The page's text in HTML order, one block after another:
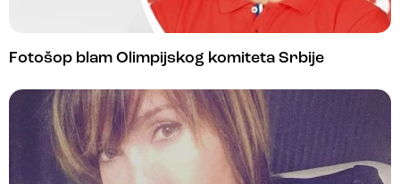
Fotošop blam Olimpijskog komiteta Srbije